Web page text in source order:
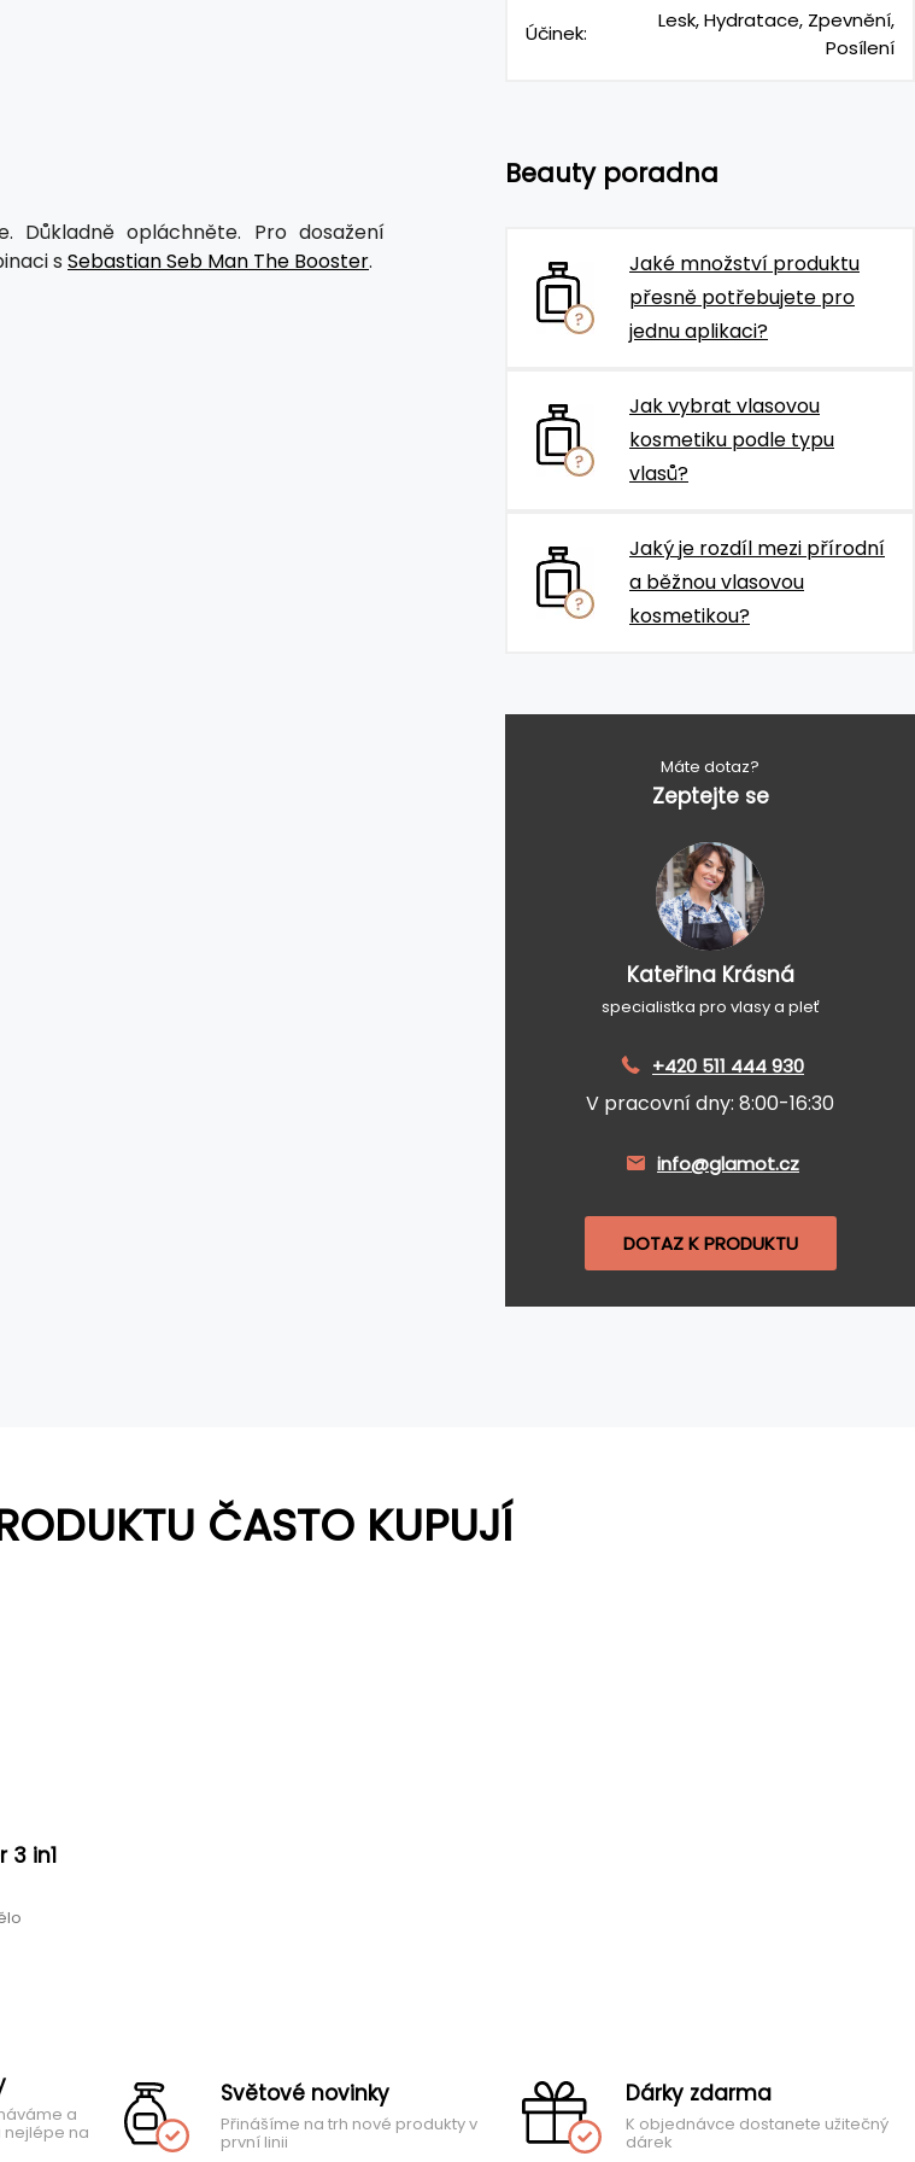
Důkladně opláchněte. Pro dosažení
s Sebastian Seb Man The Booster.
Účinek:
Lesk, Hydratace, Zpevnění,
Posílení
Beauty poradna
Jaké množství produktu
přesně potřebujete pro
jednu aplikaci?
Jak vybrat vlasovou
kosmetiku podle typu
vlasů?
Jaký je rozdíl mezi přírodní
a běžnou vlasovou
kosmetikou?
Máte dotaz?
Zeptejte se
Kateřina Krásná
specialistka pro vlasy a pleť
+420 511 444 930
V pracovní dny: 8:00-16:30
info@glamot.cz
DOTAZ K PRODUKTU
ČASTO KUPUJÍ
3 in1
a
nejlépe na
Světové novinky
Přinášíme na trh nové produkty v
první linii
Dárky zdarma
K objednávce dostanete užitečný
dárek